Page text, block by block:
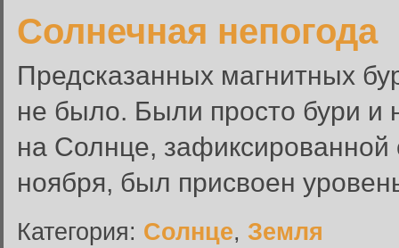
Солнечная непогода
Предсказанных магнитных
не было. Были просто бури и
на Солнце,
ноября, был присвоен
Категория: Солнце, Земля